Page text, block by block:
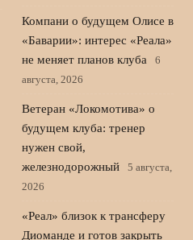
Компани о будущем Олисе в
«Баварии»: интерес «Реала»
не меняет планов клуба
6
августа, 2026
Ветеран «Локомотива» о
будущем клуба: тренер
нужен свой,
железнодорожный
5 августа,
2026
«Реал» близок к трансферу
Диоманде и готов закрыть